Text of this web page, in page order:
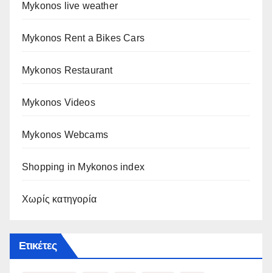
Mykonos live weather
Mykonos Rent a Bikes Cars
Mykonos Restaurant
Mykonos Videos
Mykonos Webcams
Shopping in Mykonos index
Χωρίς κατηγορία
Ετικέτες